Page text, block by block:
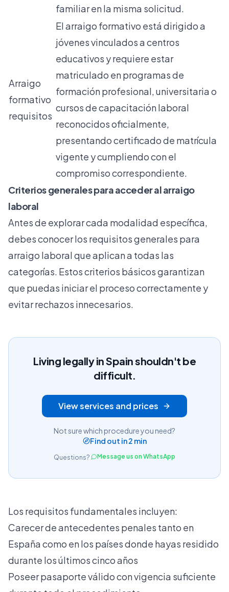
familiar en la misma solicitud.
Arraigo
formativo
requisitos
El arraigo formativo está dirigido a
jóvenes vinculados a centros
educativos y requiere estar
matriculado en programas de
formación profesional, universitaria o
cursos de capacitación laboral
reconocidos oficialmente,
presentando certificado de matrícula
vigente y cumpliendo con el
compromiso correspondiente.
Criterios generales para acceder al arraigo
laboral
Antes de explorar cada modalidad específica,
debes conocer los requisitos generales para
arraigo laboralque aplican a todas las
categorías. Estos criterios básicos garantizan
que puedas iniciar el proceso correctamente y
evitar rechazos innecesarios.
Living legally in Spain shouldn't be
difficult.
View services and prices
Not sure which procedure you need?
Find out in 2 min
Questions? Message us on WhatsApp
Los requisitos fundamentales incluyen:
Carecer de antecedentes penales tanto en
España como en los países donde hayas residido
durante los últimos cinco años
Poseer pasaporte válido con vigencia suficiente